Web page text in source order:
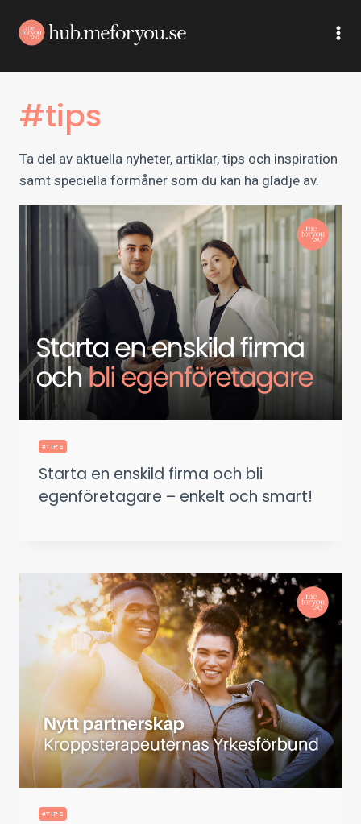
#tips
Ta del av aktuella nyheter, artiklar, tips och inspiration
samt speciella förmåner som du kan ha glädje av.
#TIPS
Starta en enskild firma och bli
egenföretagare – enkelt och smart!
#TIPS